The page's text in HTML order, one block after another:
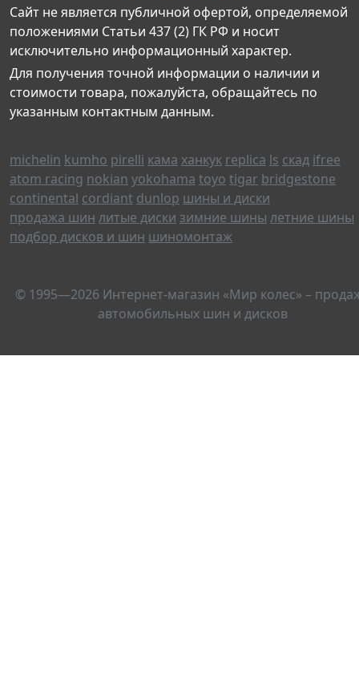
Сайт не является публичной офертой, определяемой
положениями Статьи 437 (2) ГК РФ и носит
исключительно информационный характер.
Для получения точной информации о наличии и
стоимости товара, пожалуйста, обращайтесь по
указанным контактным данным.
michelin kumho pirelli кама ханкук replica ls скад ifree
atom racing nokian yokohama toyo tigar bridgestone
continental cordiant dunlop шины и диски
продажа шин литые диски зимние шины летние шины
подбор дисков и шин шиномонтаж
© 1995—2026 Интернет-магазин «Мир колес» –
автомобильных шин и дисков